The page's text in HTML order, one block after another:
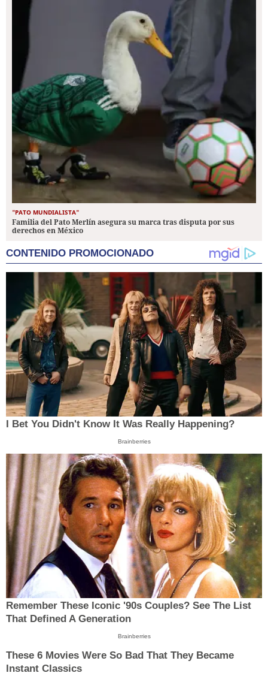
"PATO MUNDIALISTA"
Familia del Pato Merlín asegura su marca tras disputa por sus
derechos en México
CONTENIDO PROMOCIONADO
I Bet You Didn't Know It Was Really Happening?
Brainberries
Remember These Iconic '90s Couples? See The List
That Defined A Generation
Brainberries
These 6 Movies Were So Bad That They Became
Instant Classics